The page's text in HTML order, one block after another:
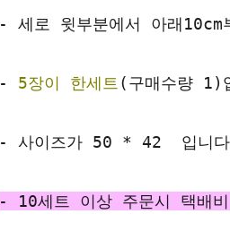
- 세로 윗부분에서 아래10cm
- 5장이 한세트 (구매수량 1)
- 사이즈가 50 * 42 입니
- 10세트 이상 주문시 택배